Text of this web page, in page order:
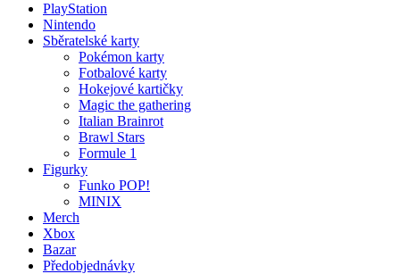
PlayStation
Nintendo
Sběratelské karty
Pokémon karty
Fotbalové karty
Hokejové kartičky
Magic the gathering
Italian Brainrot
Brawl Stars
Formule 1
Figurky
Funko POP!
MINIX
Merch
Xbox
Bazar
Předobjednávky